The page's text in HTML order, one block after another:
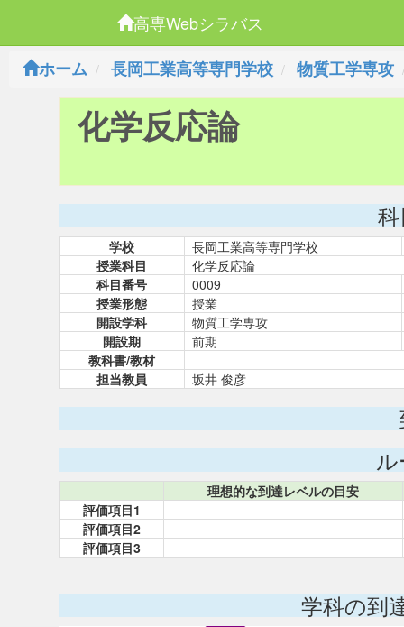
高専Webシラバス
ホーム
長岡工業高等専門学校 物質工学専攻
化学反応論
学校
長岡工業高等専門学校
授業科目
化学反応論
科目番号
0009
授業形態
授業
開設学科
物質工学専攻
開設期
前期
教科書/教材
担当教員
坂井 俊彦
理想的な到達レベルの目安
評価項目1
評価項目2
評価項目3
学科の到